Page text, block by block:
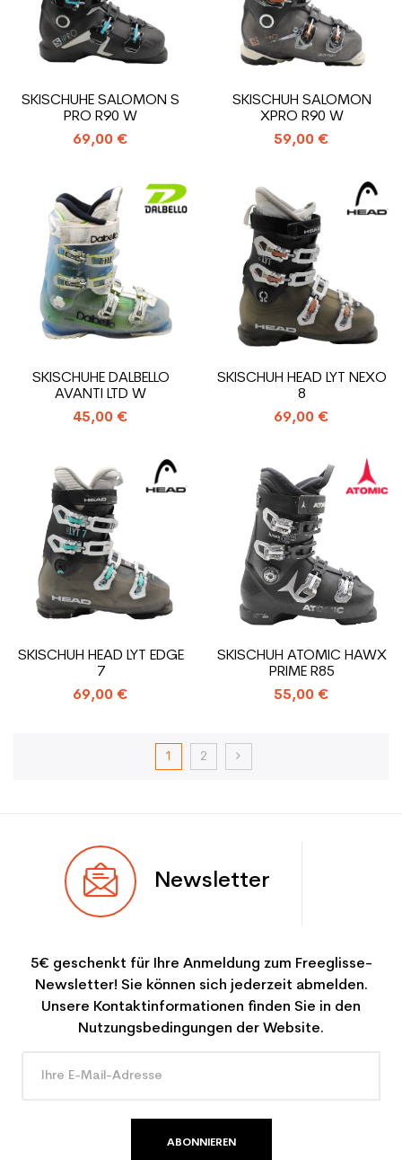
SKISCHUHE SALOMON S
PRO R90 W
69,00 €
SKISCHUH SALOMON
XPRO R90 W
59,00 €
SKISCHUHE DALBELLO
AVANTI LTD W
45,00 €
SKISCHUH HEAD LYT NEXO
8
69,00 €
SKISCHUH HEAD LYT EDGE
7
69,00 €
SKISCHUH ATOMIC HAWX
PRIME R85
55,00 €
1 2
Newsletter
5€ geschenkt für Ihre Anmeldung zum Freeglisse-
Newsletter! Sie können sich jederzeit abmelden.
Unsere Kontaktinformationen finden Sie in den
Nutzungsbedingungen der Website.
ABONNIEREN